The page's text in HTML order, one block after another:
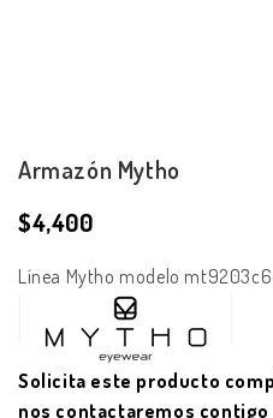
Armazón Mytho
$4,400
Línea Mytho modelo
Solicita este producto
nos contactaremos contigo